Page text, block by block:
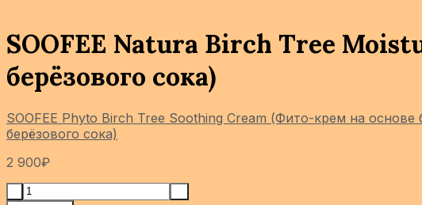
SOOFEE Natura Birch Tree
берёзового сока)
SOOFEE Phyto Birch Tree Soothing Cream (Фито-крем на основе
берёзового сока)
2 900₽